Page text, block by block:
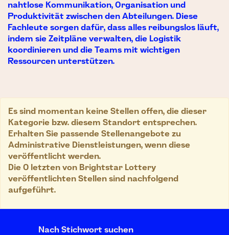
nahtlose Kommunikation, Organisation und
Produktivität zwischen den Abteilungen. Diese
Fachleute sorgen dafür, dass alles reibungslos läuft,
indem sie Zeitpläne verwalten, die Logistik
koordinieren und die Teams mit wichtigen
Ressourcen unterstützen.
Es sind momentan keine Stellen offen, die dieser
Kategorie bzw. diesem Standort entsprechen.
Erhalten Sie passende Stellenangebote zu
Administrative Dienstleistungen, wenn diese
veröffentlicht werden.
Die 0 letzten von Brightstar Lottery
veröffentlichten Stellen sind nachfolgend
aufgeführt.
Nach Stichwort suchen